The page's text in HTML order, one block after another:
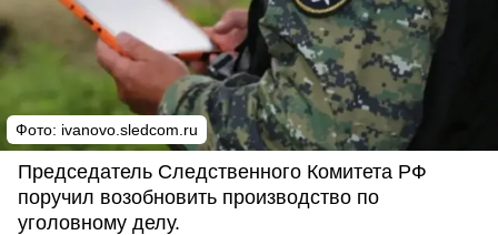
Фото: ivanovo.sledcom.ru
Председатель Следственного Комитета РФ
поручил возобновить производство по
уголовному делу.